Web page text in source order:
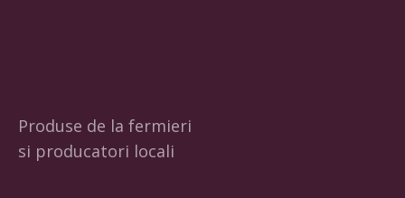
Produse de la fermieri
si producatori locali